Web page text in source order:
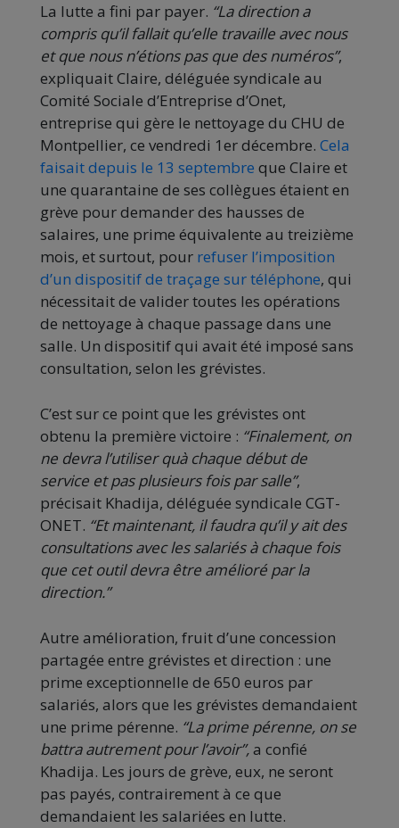
La lutte a fini par payer. “La direction a
compris qu’il fallait qu’elle travaille avec nous
et que nous n’étions pas que des numéros”,
expliquait Claire, déléguée syndicale au
Comité Sociale d’Entreprise d’Onet,
entreprise qui gère le nettoyage du CHU de
Montpellier, ce vendredi 1er décembre. Cela
faisait depuis le 13 septembre que Claire et
une quarantaine de ses collègues étaient en
grève pour demander des hausses de
salaires, une prime équivalente au treizième
mois, et surtout, pour refuser l’imposition
d’un dispositif de traçage sur téléphone, qui
nécessitait de valider toutes les opérations
de nettoyage à chaque passage dans une
salle. Un dispositif qui avait été imposé sans
consultation, selon les grévistes.
C’est sur ce point que les grévistes ont
obtenu la première victoire : “Finalement, on
ne devra l’utiliser quà chaque début de
service et pas plusieurs fois par salle”,
précisait Khadija, déléguée syndicale CGT-
ONET. “Et maintenant, il faudra qu’il y ait des
consultations avec les salariés à chaque fois
que cet outil devra être amélioré par la
direction.”
Autre amélioration, fruit d’une concession
partagée entre grévistes et direction : une
prime exceptionnelle de 650 euros par
salariés, alors que les grévistes demandaient
une prime pérenne. “La prime pérenne, on se
battra autrement pour l’avoir”,a confié
Khadija. Les jours de grève, eux, ne seront
pas payés, contrairement à ce que
demandaient les salariées en lutte.